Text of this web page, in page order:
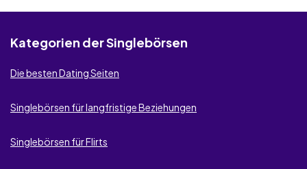
Kategorien der Singlebörsen
Die besten Dating Seiten
Singlebörsen für langfristige Beziehungen
Singlebörsen für Flirts